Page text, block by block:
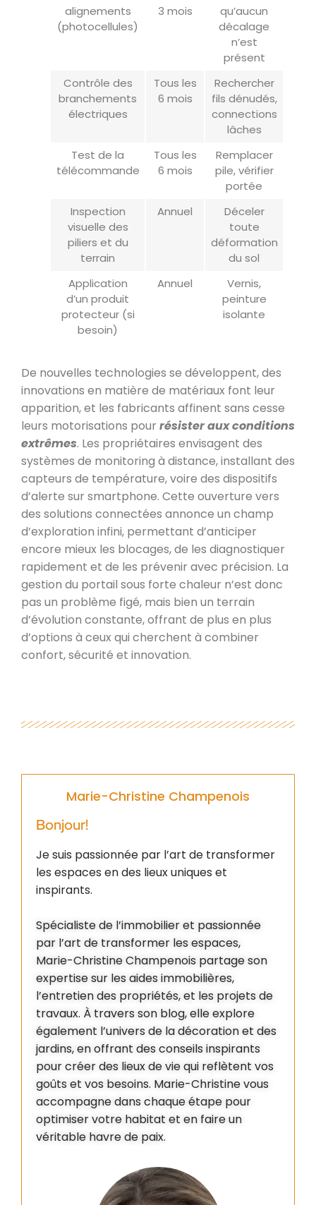
alignements
(photocellules)
3 mois
qu’aucun
décalage
n’est
présent
Contrôle des
branchements
électriques
Tous les
6 mois
Rechercher
fils dénudés,
connections
lâches
Test de la
télécommande
Tous les
6 mois
Remplacer
pile, vérifier
portée
Inspection
visuelle des
piliers et du
terrain
Annuel
Déceler
toute
déformation
du sol
Application
d’un produit
protecteur (si
besoin)
Annuel
Vernis,
peinture
isolante
De nouvelles technologies se développent, des
innovations en matière de matériaux font leur
apparition, et les fabricants affinent sans cesse
leurs motorisations pour résister aux conditions
extrêmes. Les propriétaires envisagent des
systèmes de monitoring à distance, installant des
capteurs de température, voire des dispositifs
d’alerte sur smartphone. Cette ouverture vers
des solutions connectées annonce un champ
d’exploration infini, permettant d’anticiper
encore mieux les blocages, de les diagnostiquer
rapidement et de les prévenir avec précision. La
gestion du portail sous forte chaleur n’est donc
pas un problème figé, mais bien un terrain
d’évolution constante, offrant de plus en plus
d’options à ceux qui cherchent à combiner
confort, sécurité et innovation.
Marie-Christine Champenois
Bonjour!
Je suis passionnée par l’art de transformer
les espaces en des lieux uniques et
inspirants.
Spécialiste de l’immobilier et passionnée
par l’art de transformer les espaces,
Marie-Christine Champenois partage son
expertise sur les aides immobilières,
l’entretien des propriétés, et les projets de
travaux. À travers son blog, elle explore
également l’univers de la décoration et des
jardins, en offrant des conseils inspirants
pour créer des lieux de vie qui reflètent vos
goûts et vos besoins. Marie-Christine vous
accompagne dans chaque étape pour
optimiser votre habitat et en faire un
véritable havre de paix.